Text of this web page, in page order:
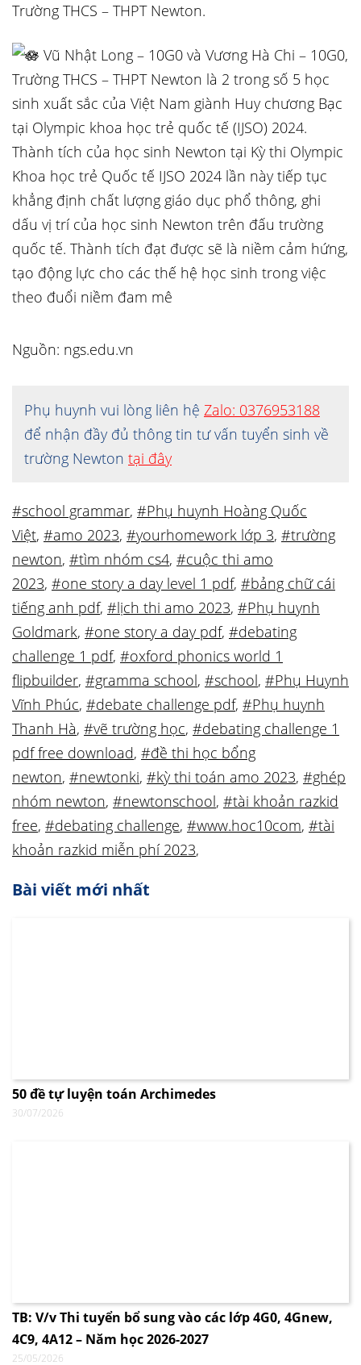
Trường THCS – THPT Newton.
Vũ Nhật Long – 10G0 và Vương Hà Chi – 10G0,
Trường THCS – THPT Newton là 2 trong số 5 học
sinh xuất sắc của Việt Nam giành Huy chương Bạc
tại Olympic khoa học trẻ quốc tế (IJSO) 2024.
Thành tích của học sinh Newton tại Kỳ thi Olympic
Khoa học trẻ Quốc tế IJSO 2024 lần này tiếp tục
khẳng định chất lượng giáo dục phổ thông, ghi
dấu vị trí của học sinh Newton trên đấu trường
quốc tế. Thành tích đạt được sẽ là niềm cảm hứng,
tạo động lực cho các thế hệ học sinh trong việc
theo đuổi niềm đam mê
Nguồn: ngs.edu.vn
Phụ huynh vui lòng liên hệ Zalo: 0376953188
để nhận đầy đủ thông tin tư vấn tuyển sinh về
trường Newton tại đây
#school grammar, #Phụ huynh Hoàng Quốc
Việt, #amo 2023, #yourhomework lớp 3, #trường
newton, #tìm nhóm cs4, #cuộc thi amo
2023, #one story a day level 1 pdf, #bảng chữ cái
tiếng anh pdf, #lịch thi amo 2023, #Phụ huynh
Goldmark, #one story a day pdf, #debating
challenge 1 pdf, #oxford phonics world 1
flipbuilder, #gramma school, #school, #Phụ Huynh
Vĩnh Phúc, #debate challenge pdf, #Phụ huynh
Thanh Hà, #vẽ trường học, #debating challenge 1
pdf free download, #đề thi học bổng
newton, #newtonki, #kỳ thi toán amo 2023, #ghép
nhóm newton, #newtonschool, #tài khoản razkid
free, #debating challenge, #www.hoc10com, #tài
khoản razkid miễn phí 2023,
Bài viết mới nhất
50 đề tự luyện toán Archimedes
30/07/2026
TB: V/v Thi tuyển bổ sung vào các lớp 4G0, 4Gnew,
4C9, 4A12 – Năm học 2026-2027
25/05/2026